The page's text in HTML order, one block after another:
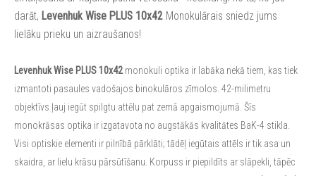
darāt, Levenhuk Wise PLUS 10x42 Monokulārais sniedz jums
lielāku prieku un aizraušanos!
Levenhuk Wise PLUS 10x42monokuli optika ir labāka nekā tiem, kas tiek
izmantoti pasaules vadošajos binokulāros zīmolos. 42-milimetru
objektīvs ļauj iegūt spilgtu attēlu pat zemā apgaismojumā. Šīs
monokrāsas optika ir izgatavota no augstākās kvalitātes BaK-4 stikla.
Visi optiskie elementi ir pilnībā pārklāti; tādēļ iegūtais attēls ir tik asa un
skaidra, ar lielu krāsu pārsūtīšanu. Korpuss ir piepildīts ar slāpekli, tāpēc